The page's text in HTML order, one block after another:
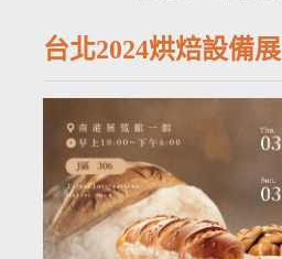
台北2024烘焙設備展